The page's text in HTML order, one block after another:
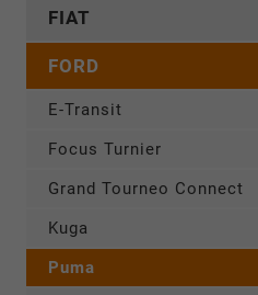
FIAT
FORD
E-Transit
Focus Turnier
Grand Tourneo Connect
Kuga
Puma